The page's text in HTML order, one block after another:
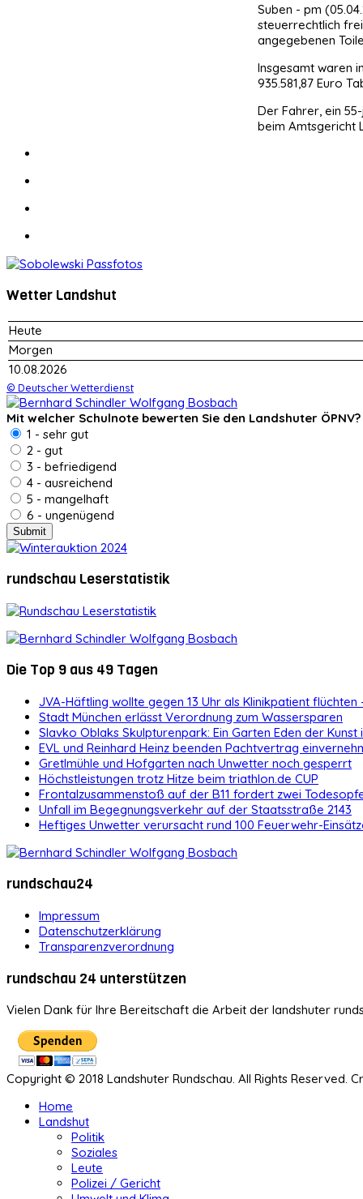
Suben - pm
steuerrechtlich
angegebenen
Insgesamt waren
935.581,87 Euro
Der Fahrer, ein
beim Amtsgericht
Wetter Landshut
Heute
Morgen
10.08.2026
© Deutscher Wetterdienst
Mit welcher Schulnote bewerten Sie den Landshuter ÖPNV?
1 - sehr gut
2 - gut
3 - befriedigend
4 - ausreichend
5 - mangelhaft
6 - ungenügend
rundschau Leserstatistik
Die Top 9 aus 49 Tagen
JVA-Häftling wollte gegen 13 Uhr als Klinikpatient flüchten
Stadt München erlässt Verordnung zum Wassersparen
Slavko Oblaks Skulpturenpark: Ein Garten Eden der
EVL und Reinhard Heinz beenden Pachtvertrag
Gretlmühle und Hofgarten nach Unwetter noch gesperrt
Höchstleistungen trotz Hitze beim triathlon.de CUP
Frontalzusammenstoß auf der B11 fordert zwei
Unfall im Begegnungsverkehr auf der Staatsstraße 2143
Heftiges Unwetter verursacht rund 100 Feuerwehr-
rundschau24
Impressum
Datenschutzerklärung
Transparenzverordnung
rundschau 24 unterstützen
Vielen Dank für Ihre Bereitschaft die Arbeit der landshuter
Copyright © 2018 Landshuter Rundschau. All Rights Reserved.
Home
Landshut
Politik
Soziales
Leute
Polizei / Gericht